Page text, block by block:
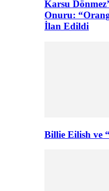
Karsu
Onuru:
İlan Edildi
Billie Eilish ve